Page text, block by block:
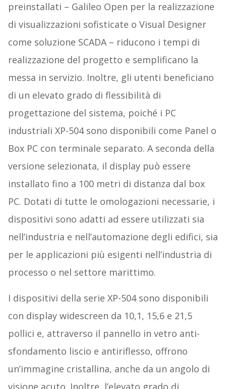
preinstallati – Galileo Open per la realizzazione
di visualizzazioni sofisticate o Visual Designer
come soluzione SCADA – riducono i tempi di
realizzazione del progetto e semplificano la
messa in servizio. Inoltre, gli utenti beneficiano
di un elevato grado di flessibilità di
progettazione del sistema, poiché i PC
industriali XP-504 sono disponibili come Panel o
Box PC con terminale separato. A seconda della
versione selezionata, il display può essere
installato fino a 100 metri di distanza dal box
PC. Dotati di tutte le omologazioni necessarie, i
dispositivi sono adatti ad essere utilizzati sia
nell’industria e nell’automazione degli edifici, sia
per le applicazioni più esigenti nell’industria di
processo o nel settore marittimo.
I dispositivi della serie XP-504 sono disponibili
con display widescreen da 10,1, 15,6 e 21,5
pollici e, attraverso il pannello in vetro anti-
sfondamento liscio e antiriflesso, offrono
un’immagine cristallina, anche da un angolo di